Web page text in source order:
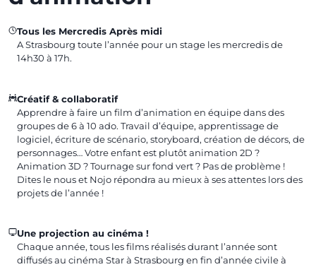
Tous les Mercredis Après midi
A Strasbourg toute l’année pour un stage les mercredis de
14h30 à 17h.
Créatif & collaboratif
Apprendre à faire un film d’animation en équipe dans des
groupes de 6 à 10 ado. Travail d’équipe, apprentissage de
logiciel, écriture de scénario, storyboard, création de décors, de
personnages… Votre enfant est plutôt animation 2D ?
Animation 3D ? Tournage sur fond vert ? Pas de problème !
Dites le nous et Nojo répondra au mieux à ses attentes lors des
projets de l’année !
Une projection au cinéma !
Chaque année, tous les films réalisés durant l’année sont
diffusés au cinéma Star à Strasbourg en fin d’année civile à